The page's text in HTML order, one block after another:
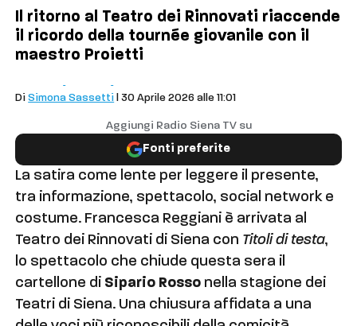
Il ritorno al Teatro dei Rinnovati riaccende
il ricordo della tournée giovanile con il
maestro Proietti
DiSimona Sassetti | 30 Aprile 2026 alle 11:01
Aggiungi Radio Siena TV su
Fonti preferite
La satira come lente per leggere il presente,
tra informazione, spettacolo, social network e
costume. Francesca Reggiani è arrivata al
Teatro dei Rinnovati di Siena con Titoli di testa,
lo spettacolo che chiude questa sera il
cartellone di Sipario Rosso nella stagione dei
Teatri di Siena. Una chiusura affidata a una